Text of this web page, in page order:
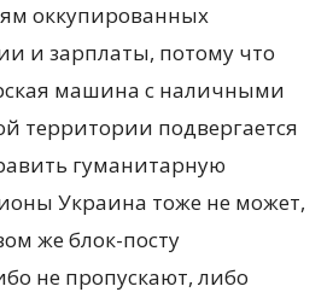
оккупированных
и зарплаты, потому что
машина с наличными
территории подвергается
гуманитарную
Украина тоже не может,
же блок-посту
не пропускают, либо